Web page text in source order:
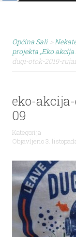
Općina Sali >
projekta „Eko akcija
dugi-otok-2019-
eko-
09
Kategorija
Objavljeno 3.